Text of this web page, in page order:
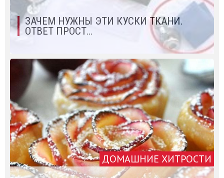
ЗАЧЕМ НУЖНЫ ЭТИ КУСКИ ТКАНИ.
ОТВЕТ ПРОСТ...
ДОМАШНИЕ ХИТРОСТИ